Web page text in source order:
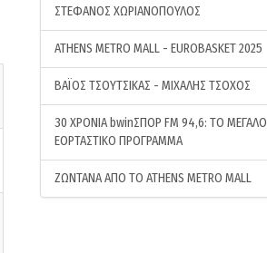
ΣΤΕΦΑΝΟΣ ΧΩΡΙΑΝΟΠΟΥΛΟΣ
ATHENS METRO MALL - EUROBASKET 2025
ΒΑΪΟΣ ΤΣΟΥΤΣΙΚΑΣ - ΜΙΧΑΛΗΣ ΤΣΟΧΟΣ
30 ΧΡΟΝΙΑ bwinΣΠΟΡ FM 94,6: ΤΟ ΜΕΓΑΛΟ
ΕΟΡΤΑΣΤΙΚΟ ΠΡΟΓΡΑΜΜΑ
ΖΩΝΤΑΝΑ ΑΠΟ ΤΟ ATHENS METRO MALL